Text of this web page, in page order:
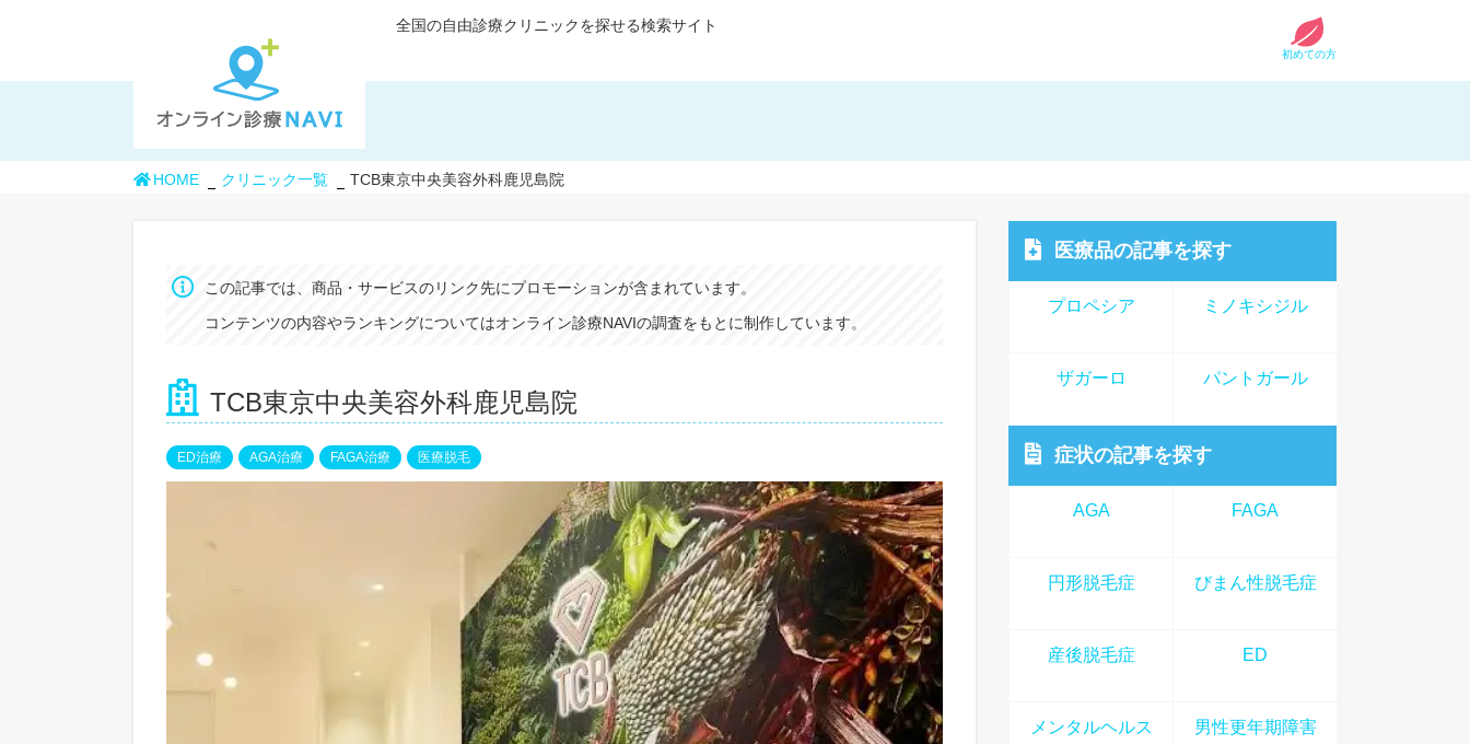
全国の自由診療クリニックを探せる検索サイト
初めての方
HOME クリニック一覧 TCB東京中央美容外科鹿児島院
この記事では、商品・サービスのリンク先にプロモーションが含まれています。
コンテンツの内容やランキングについてはオンライン診療NAVIの調査をもとに制作しています。
TCB東京中央美容外科鹿児島院
ED治療 AGA治療 FAGA治療 医療脱毛
医療品の記事を探す
プロペシア ミノキシジル
ザガーロ パントガール
症状の記事を探す
AGA FAGA
円形脱毛症 びまん性脱毛症
産後脱毛症 ED
メンタルヘルス 男性更年期障害